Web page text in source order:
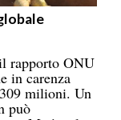
rapporto ONU
in carenza
milioni. Un
può